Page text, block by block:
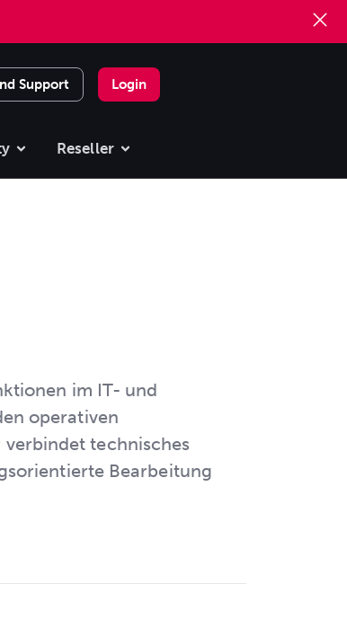
Support Login
Reseller
im IT- und
operativen
verbindet technisches
Bearbeitung